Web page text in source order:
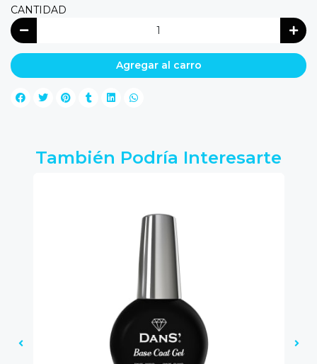
CANTIDAD
Agregar al carro
También Podría Interesarte